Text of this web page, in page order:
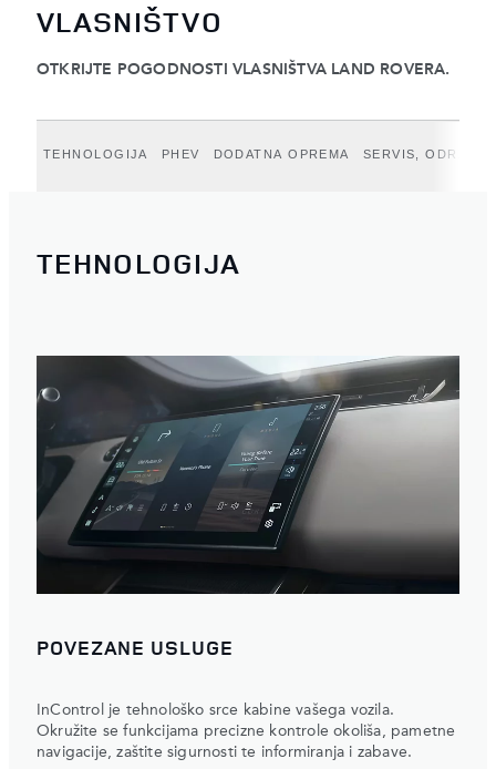
VLASNIŠTVO
OTKRIJTE POGODNOSTI VLASNIŠTVA LAND ROVERA.
TEHNOLOGIJA PHEV DODATNA OPREMA SERVIS,
TEHNOLOGIJA
POVEZANE USLUGE
InControl je tehnološko srce kabine vašega vozila.
Okružite se funkcijama precizne kontrole okoliša, pametne
navigacije, zaštite sigurnosti te informiranja i zabave.